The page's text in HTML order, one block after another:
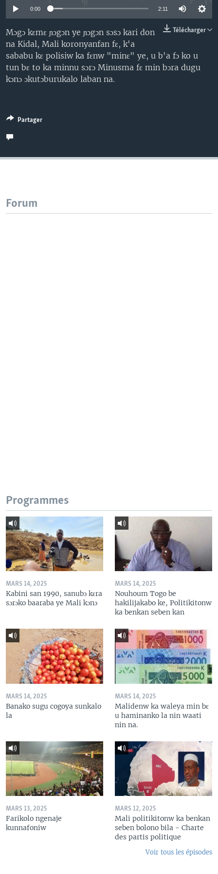
0:00 2:11
Télécharger
Mɔgɔ kɛmɛ ɲɔgɔn ye ɲɔgɔn sɔsɔ kari don
na Kidal, Mali koronyanfan fɛ, k'a
sababu kɛ polisiw ka fɛnw "minɛ" ye, u b'a fɔ ko u
tun bɛ to ka minnu sɔrɔ Minusma fɛ min bɔra dugu
kɔnɔ ɔkutɔburukalo laban na.
Partager
Forum
Programmes
MARS 14, 2025
Kabini san 1990, sanubɔ kɛra
sɔrɔko baaraba ye Mali kɔnɔ
MARS 14, 2025
Nouhoum Togo be
hakilijakabo ke, Politikitonw
ka benkan seben kan
MARS 14, 2025
Banako sugu cogoya sunkalo
la
MARS 14, 2025
Malidenw ka waleya min bɛ
u haminanko la nin waati
nin na.
MARS 13, 2025
Farikolo ngenaje
kunnafoniw
MARS 12, 2025
Mali politikitonw ka benkan
seben bolono bila - Charte
des partis politique
Voir tous les épisodes